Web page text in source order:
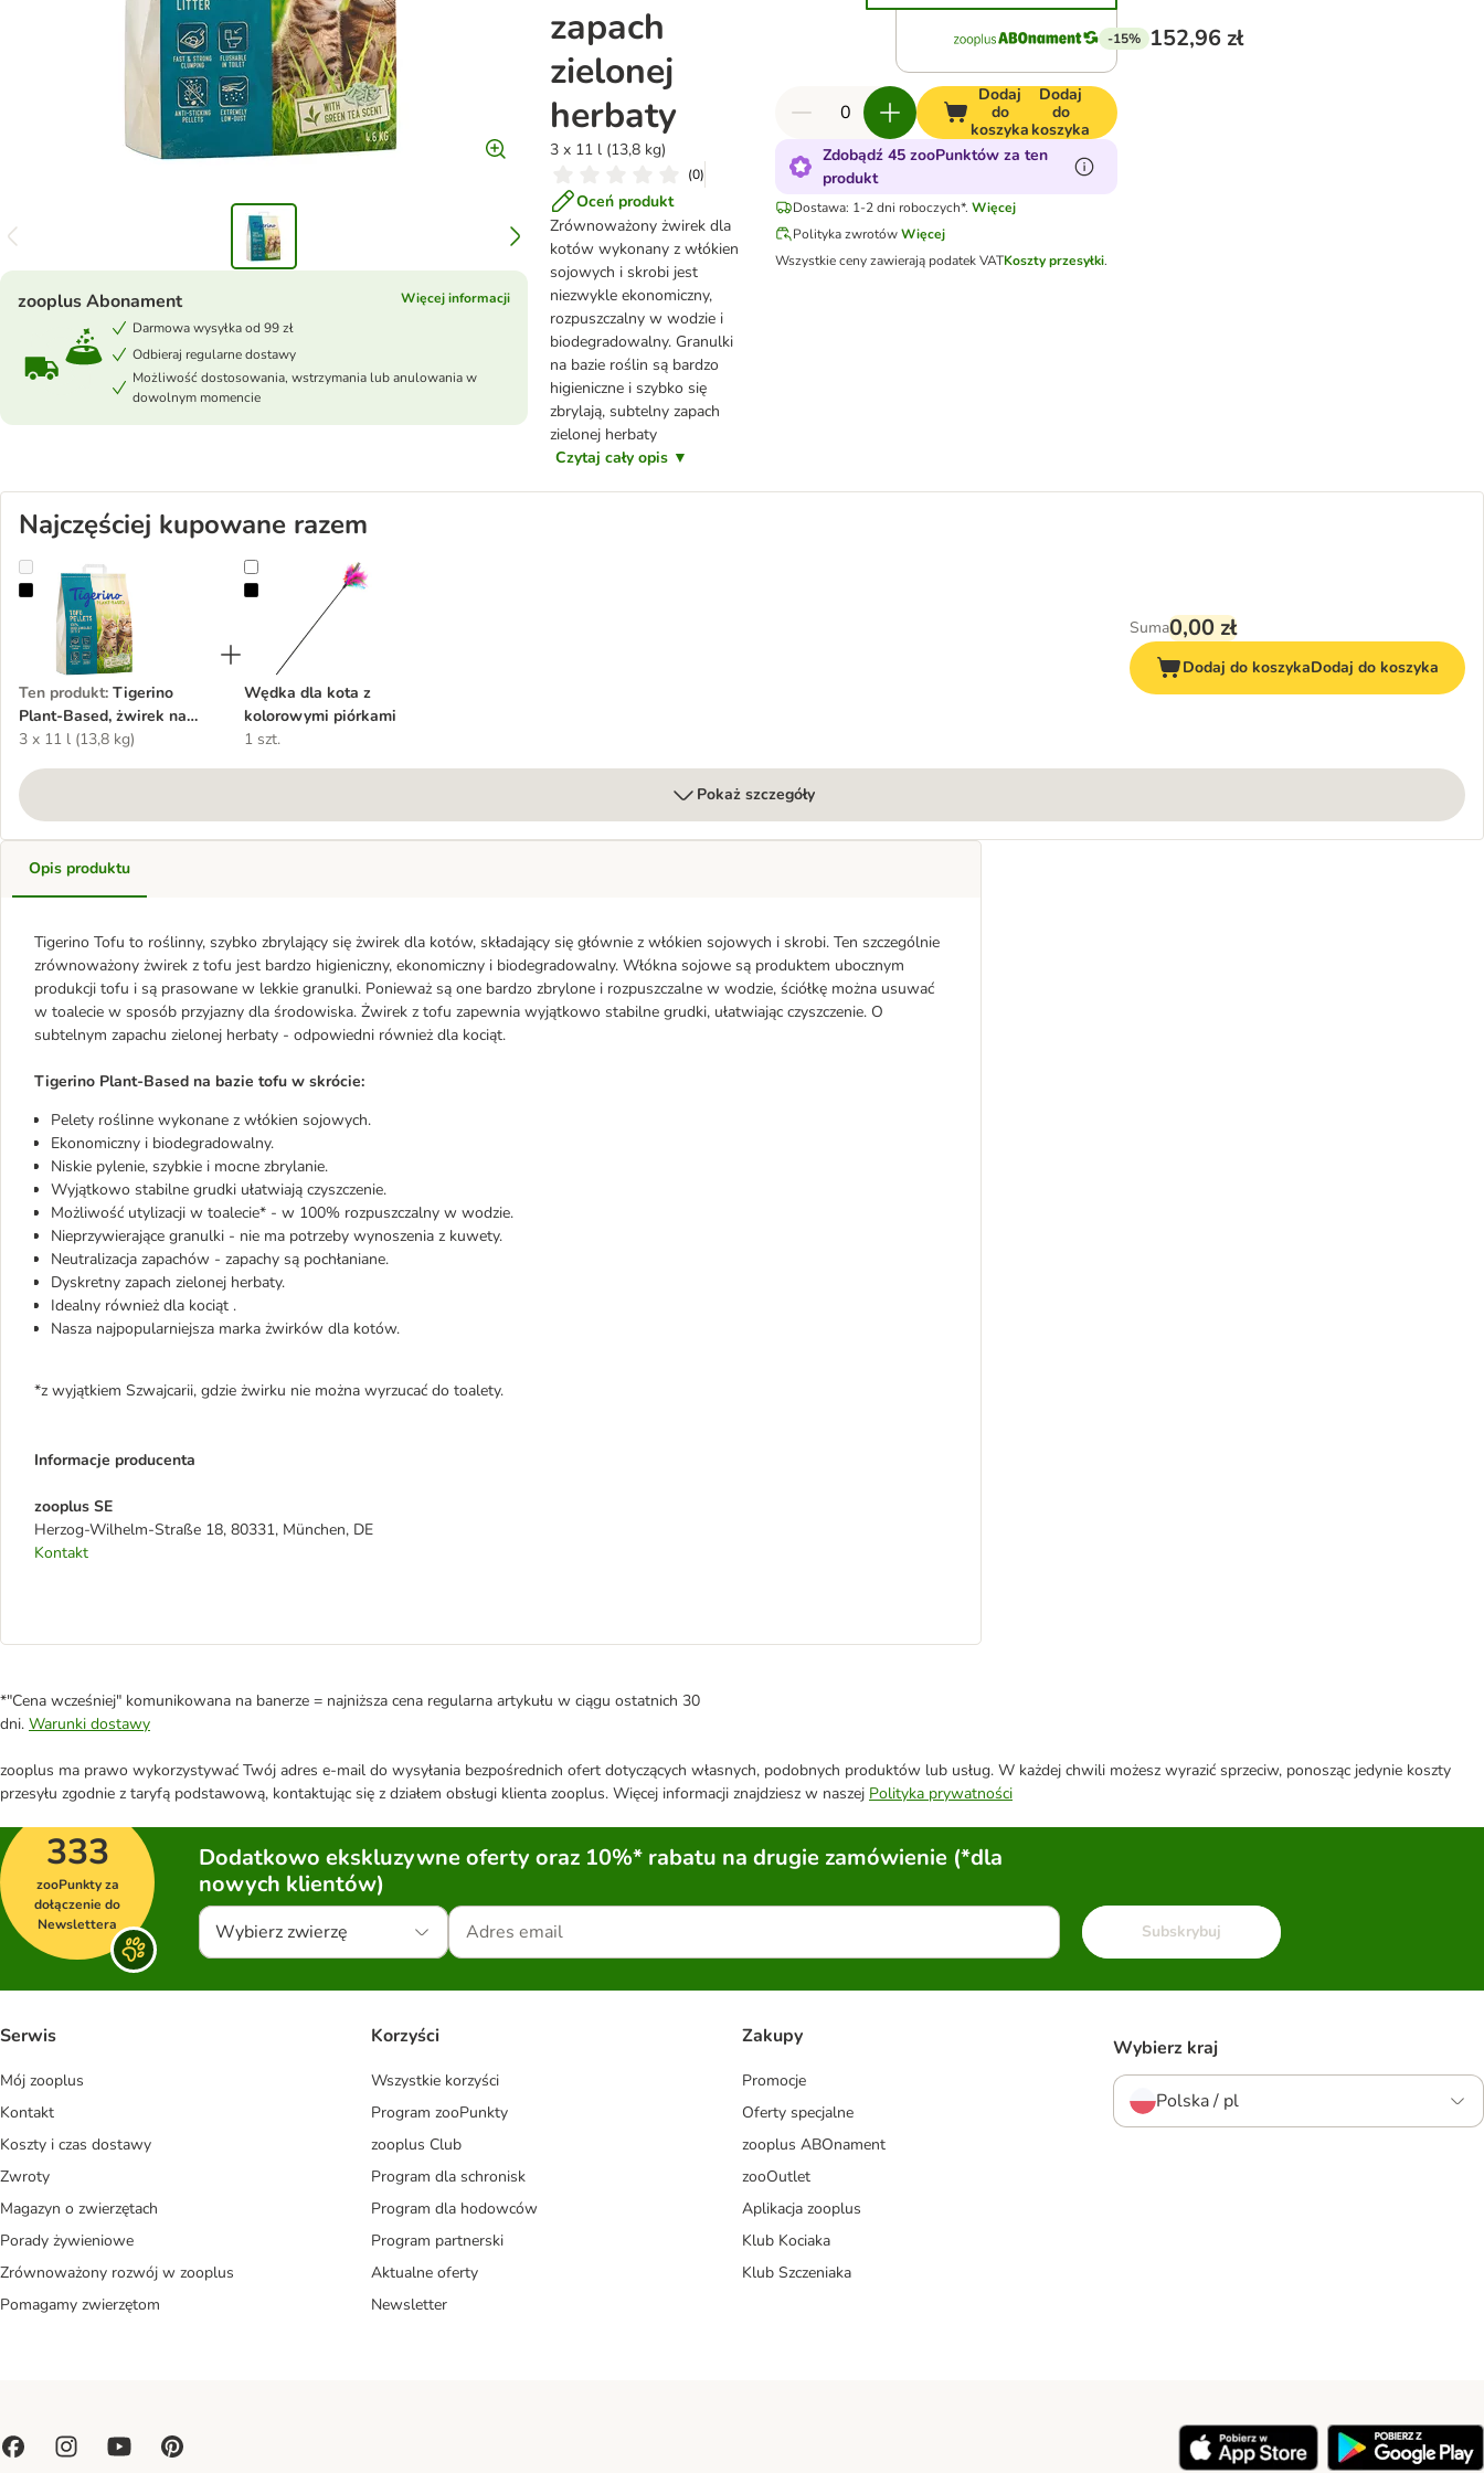
zapach
zielonej
herbaty
3 x 11 l (13,8 kg)
(0)
Oceń produkt
Zrównoważony żwirek dla
kotów wykonany z włókien
sojowych i skrobi jest
niezwykle ekonomiczny,
rozpuszczalny w wodzie i
biodegradowalny. Granulki
na bazie roślin są bardzo
higieniczne i szybko się
zbrylają, subtelny zapach
zielonej herbaty
Czytaj cały opis ▼
zooplus Abonament
Więcej informacji
Darmowa wysyłka od 99 zł
Odbieraj regularne dostawy
Możliwość dostosowania, wstrzymania lub anulowania w
dowolnym momencie
-15% 152,96 zł
Dodaj
do
koszyka
Dodaj
do
koszyka
Zdobądź 45 zooPunktów za ten
produkt
Dostawa: 1-2 dni roboczych*. Więcej
Polityka zwrotówWięcej
Wszystkie ceny zawierają podatek VATKoszty przesyłki.
Najczęściej kupowane razem
Tigerino Plant-Based, żwirek na bazie tofu - zapach zielonej herbaty
Ten produkt: Tigerino
Plant-Based, żwirek na
bazie tofu - zapach zielonej
3 x 11 l (13,8 kg)
Wędka dla kota z kolorowymi piórkami
Wędka dla kota z
kolorowymi piórkami
1 szt.
Suma0,00 zł
Dodaj do koszykaDodaj do koszyka
Pokaż szczegóły
Opis produktu
Tigerino Tofu to roślinny, szybko zbrylający się żwirek dla kotów, składający się głównie z włókien sojowych i skrobi. Ten szczególnie
zrównoważony żwirek z tofu jest bardzo higieniczny, ekonomiczny i biodegradowalny. Włókna sojowe są produktem ubocznym
produkcji tofu i są prasowane w lekkie granulki. Ponieważ są one bardzo zbrylone i rozpuszczalne w wodzie, ściółkę można usuwać
w toalecie w sposób przyjazny dla środowiska. Żwirek z tofu zapewnia wyjątkowo stabilne grudki, ułatwiając czyszczenie. O
subtelnym zapachu zielonej herbaty - odpowiedni również dla kociąt.
Tigerino Plant-Based na bazie tofu w skrócie:
Pelety roślinne wykonane z włókien sojowych.
Ekonomiczny i biodegradowalny.
Niskie pylenie, szybkie i mocne zbrylanie.
Wyjątkowo stabilne grudki ułatwiają czyszczenie.
Możliwość utylizacji w toalecie* - w 100% rozpuszczalny w wodzie.
Nieprzywierające granulki - nie ma potrzeby wynoszenia z kuwety.
Neutralizacja zapachów - zapachy są pochłaniane.
Dyskretny zapach zielonej herbaty.
Idealny również dla kociąt .
Nasza najpopularniejsza marka żwirków dla kotów.
*z wyjątkiem Szwajcarii, gdzie żwirku nie można wyrzucać do toalety.
Informacje producenta
zooplus SE
Herzog-Wilhelm-Straße 18, 80331, München, DE
Kontakt
*"Cena wcześniej" komunikowana na banerze = najniższa cena regularna artykułu w ciągu ostatnich 30
dni. Warunki dostawy
zooplus ma prawo wykorzystywać Twój adres e-mail do wysyłania bezpośrednich ofert dotyczących własnych, podobnych produktów lub usług. W każdej chwili możesz wyrazić sprzeciw, ponosząc jedynie koszty
przesyłu zgodnie z taryfą podstawową, kontaktując się z działem obsługi klienta zooplus. Więcej informacji znajdziesz w naszej Polityka prywatności
333
zooPunkty za
dołączenie do
Newslettera
Dodatkowo ekskluzywne oferty oraz 10%* rabatu na drugie zamówienie (*dla
nowych klientów)
Wybierz zwierzę Subskrybuj
Serwis
Mój zooplus
Kontakt
Koszty i czas dostawy
Zwroty
Magazyn o zwierzętach
Porady żywieniowe
Zrównoważony rozwój w zooplus
Pomagamy zwierzętom
Korzyści
Wszystkie korzyści
Program zooPunkty
zooplus Club
Program dla schronisk
Program dla hodowców
Program partnerski
Aktualne oferty
Newsletter
Zakupy
Promocje
Oferty specjalne
zooplus ABOnament
zooOutlet
Aplikacja zooplus
Klub Kociaka
Klub Szczeniaka
Wybierz kraj
Polska / pl